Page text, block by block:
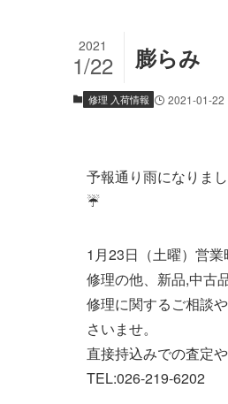
膨らみ
2021
1/22
修理 入荷情報 2021-01-22
予報通り雨になりま
☔
1月23日（土曜）営業
修理の他、新品,中古
修理に関するご相談
さいませ。
直接持込みでの査定
TEL:026-219-6202